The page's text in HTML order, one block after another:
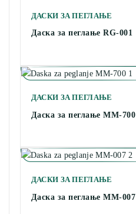
ДАСКИ ЗА ПЕГЛАЊЕ
Даска за пеглање RG-001
ДАСКИ ЗА ПЕГЛАЊЕ
Даска за пеглање MM-700
ДАСКИ ЗА ПЕГЛАЊЕ
Даска за пеглање MM-007